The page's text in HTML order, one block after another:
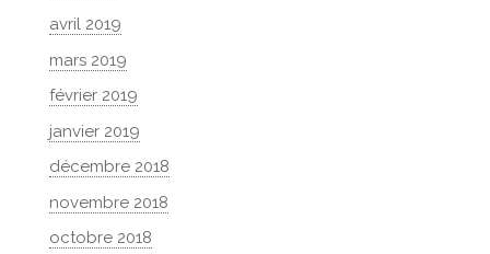
avril 2019
mars 2019
février 2019
janvier 2019
décembre 2018
novembre 2018
octobre 2018